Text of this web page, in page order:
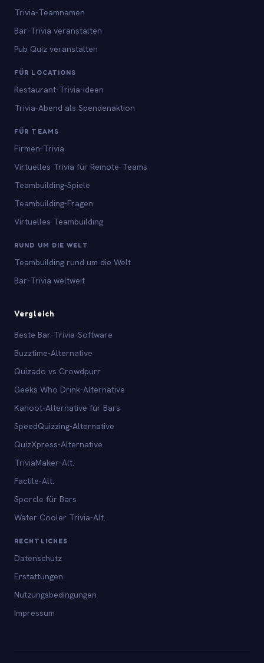
Trivia-Teamnamen
Bar-Trivia veranstalten
Pub Quiz veranstalten
FÜR LOCATIONS
Restaurant-Trivia-Ideen
Trivia-Abend als Spendenaktion
FÜR TEAMS
Firmen-Trivia
Virtuelles Trivia für Remote-Teams
Teambuilding-Spiele
Teambuilding-Fragen
Virtuelles Teambuilding
RUND UM DIE WELT
Teambuilding rund um die Welt
Bar-Trivia weltweit
Vergleich
Beste Bar-Trivia-Software
Buzztime-Alternative
Quizado vs Crowdpurr
Geeks Who Drink-Alternative
Kahoot-Alternative für Bars
SpeedQuizzing-Alternative
QuizXpress-Alternative
TriviaMaker-Alt.
Factile-Alt.
Sporcle für Bars
Water Cooler Trivia-Alt.
RECHTLICHES
Datenschutz
Erstattungen
Nutzungsbedingungen
Impressum